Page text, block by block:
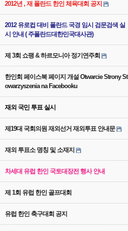
2012년 , 재 폴란드 한인 체육대회 공지
2012 유로컵 대비 폴란드 국경 임시 검문검색 실
시 안내 ( 주폴란드대한민국대사관)
제 3회 쇼팽 & 하르모니아 정기연주회
한인회 페이스북 페이지 개설 Otwarcie Strony St
owarzyszenia na Facebooku
재외 국민 투표 실시
제19대 국회의원 재외선거 재외투표 안내문
재외 투표소 명칭 및 소재지
차세대 유럽 한인 국토대장전 행사 안내
제 1회 유럽 한인 골프대회
유럽 한인 축구대회 공지